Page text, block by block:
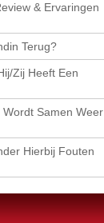
& Ervaringen
Terug?
Zij Heeft Een
Wordt Samen Weer
Hierbij Fouten